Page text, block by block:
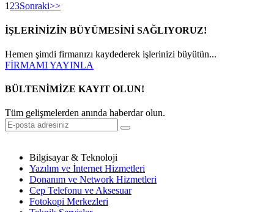
123Sonraki>>
İŞLERİNİZİN BÜYÜMESİNİ SAĞLIYORUZ!
Hemen şimdi firmanızı kaydederek işlerinizi büyütün...
FİRMAMI YAYINLA
BÜLTENİMİZE KAYIT OLUN!
Tüm gelişmelerden anında haberdar olun.
Bilgisayar & Teknoloji
Yazılım ve İnternet Hizmetleri
Donanım ve Network Hizmetleri
Cep Telefonu ve Aksesuar
Fotokopi Merkezleri